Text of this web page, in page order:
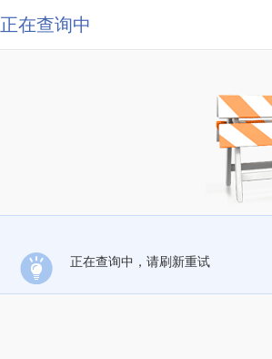
正在查询中
正在查询中，请刷新重试